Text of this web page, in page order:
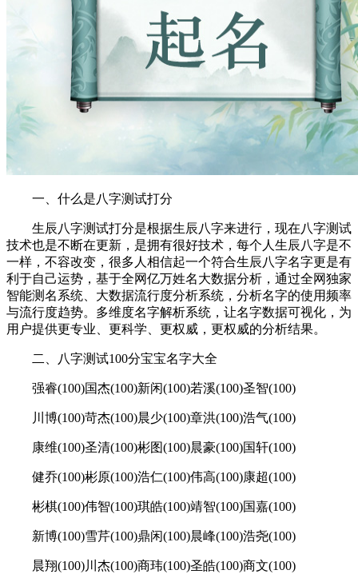
一、什么是八字测试打分
生辰八字测试打分是根据生辰八字来进行，现在八字测试
技术也是不断在更新，是拥有很好技术，每个人生辰八字是不
一样，不容改变，很多人相信起一个符合生辰八字名字更是有
利于自己运势，基于全网亿万姓名大数据分析，通过全网独家
智能测名系统、大数据流行度分析系统，分析名字的使用频率
与流行度趋势。多维度名字解析系统，让名字数据可视化，为
用户提供更专业、更科学、更权威，更权威的分析结果。
二、八字测试100分宝宝名字大全
强睿(100)国杰(100)新闲(100)若溪(100)圣智(100)
川博(100)苛杰(100)晨少(100)章洪(100)浩气(100)
康维(100)圣清(100)彬图(100)晨豪(100)国轩(100)
健乔(100)彬原(100)浩仁(100)伟高(100)康超(100)
彬棋(100)伟智(100)琪皓(100)靖智(100)国嘉(100)
新博(100)雪芹(100)鼎闲(100)晨峰(100)浩尧(100)
晨翔(100)川杰(100)商玮(100)圣皓(100)商文(100)